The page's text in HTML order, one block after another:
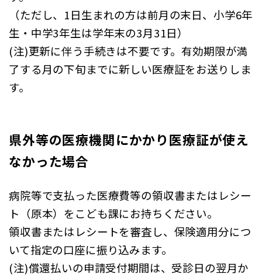
（ただし、1日生まれの方は前月の末日、小学6年
生・中学3年生は学年末の3月31日）
(注)更新に伴う手続きは不要です。有効期限が満
了する月の下旬までに新しい医療証をお送りしま
す。
県外等の医療機関にかかり医療証が使え
なかった場合
病院等で支払った医療費等の領収書またはレシー
ト（原本）をこども課にお持ちください。
領収書またはレシートを審査し、保険適用分につ
いて指定の口座に振り込みます。
(注)償還払いの申請受付期間は、受診日の翌月か